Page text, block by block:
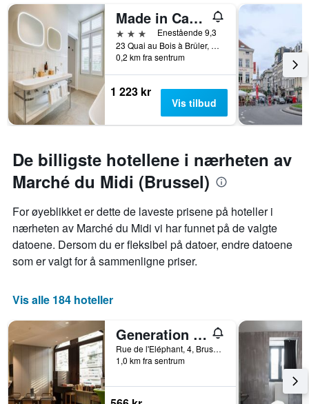
et
rom
Made in Catherine
3 stjernerEnestående 9,3
23 Quai au Bois à Brûler, Brussel, Belgia
0,2 km fra sentrum
1 223 kr
Vis tilbud
De billigste hotellene i nærheten av
Marché du Midi (Brussel)
For øyeblikket er dette de laveste prisene på hoteller i
nærheten av Marché du Midi vi har funnet på de valgte
datoene. Dersom du er fleksibel på datoer, endre datoene
som er valgt for å sammenligne priser.
Vis alle 184 hoteller
Generation Europe Youth Hostel
Rue de l'Eléphant, 4, Brussel, Belgia
1,0 km fra sentrum